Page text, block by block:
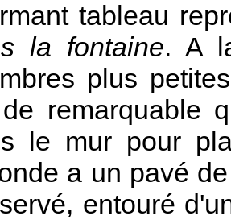
tableau
la fontaine. A
plus
remarquable
le mur pour
a un pavé
entouré